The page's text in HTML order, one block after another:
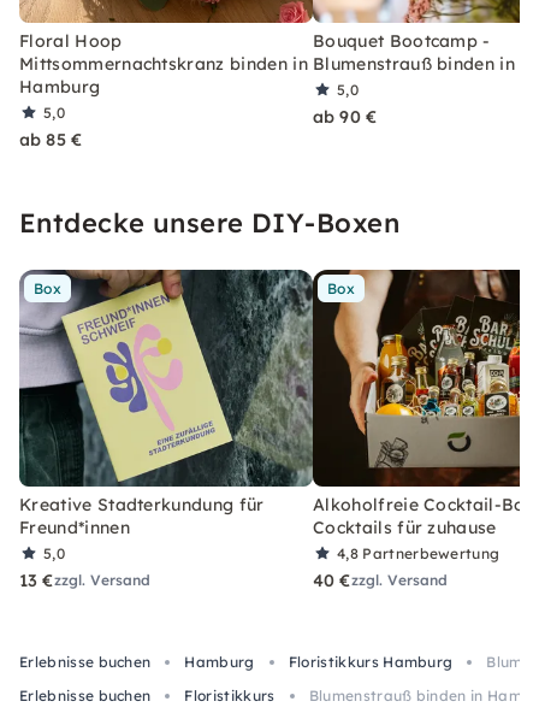
Floral Hoop
Mittsommernachtskranz binden in
Hamburg
5,0
ab 85 €
Bouquet Bootcamp -
Blumenstrauß binden in
5,0
ab 90 €
Entdecke unsere DIY-Boxen
Box
Kreative Stadterkundung für
Freund*innen
5,0
13 €zzgl. Versand
Box
Alkoholfreie Cocktail-Box
Cocktails für zuhause
4,8 Partnerbewertung
40 €zzgl. Versand
Erlebnisse buchen Hamburg Floristikkurs Hamburg
Erlebnisse buchen
Floristikkurs Blumenstrauß binden in